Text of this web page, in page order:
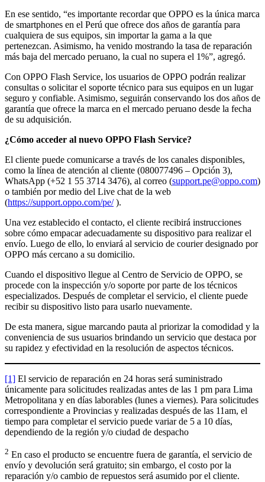
En ese sentido, “es importante recordar que OPPO es la única marca
de smartphones en el Perú que ofrece dos años de garantía para
cualquiera de sus equipos, sin importar la gama a la que
pertenezcan. Asimismo, ha venido mostrando la tasa de reparación
más baja del mercado peruano, la cual no supera el 1%”, agregó.
Con OPPO Flash Service, los usuarios de OPPO podrán realizar
consultas o solicitar el soporte técnico para sus equipos en un lugar
seguro y confiable. Asimismo, seguirán conservando los dos años de
garantía que ofrece la marca en el mercado peruano desde la fecha
de su adquisición.
¿Cómo acceder al nuevo OPPO Flash Service?
El cliente puede comunicarse a través de los canales disponibles,
como la línea de atención al cliente (080077496 – Opción 3),
WhatsApp (+52 1 55 3714 3476), al correo (support.pe@oppo.com)
o también por medio del Live chat de la web
(https://support.oppo.com/pe/).
Una vez establecido el contacto, el cliente recibirá instrucciones
sobre cómo empacar adecuadamente su dispositivo para realizar el
envío. Luego de ello, lo enviará al servicio de courier designado por
OPPO más cercano a su domicilio.
Cuando el dispositivo llegue al Centro de Servicio de OPPO, se
procede con la inspección y/o soporte por parte de los técnicos
especializados. Después de completar el servicio, el cliente puede
recibir su dispositivo listo para usarlo nuevamente.
De esta manera, sigue marcando pauta al priorizar la comodidad y la
conveniencia de sus usuarios brindando un servicio que destaca por
su rapidez y efectividad en la resolución de aspectos técnicos.
[1] El servicio de reparación en 24 horas será suministrado
únicamente para solicitudes realizadas antes de las 1 pm para Lima
Metropolitana y en días laborables (lunes a viernes). Para solicitudes
correspondiente a Provincias y realizadas después de las 11am, el
tiempo para completar el servicio puede variar de 5 a 10 días,
dependiendo de la región y/o ciudad de despacho
2 En caso el producto se encuentre fuera de garantía, el servicio de
envío y devolución será gratuito; sin embargo, el costo por la
reparación y/o cambio de repuestos será asumido por el cliente.